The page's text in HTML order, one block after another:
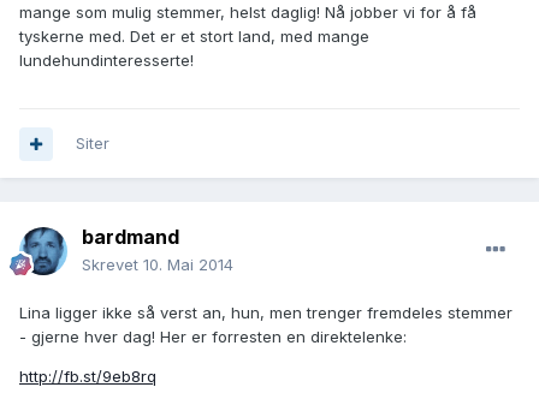
mange som mulig stemmer, helst daglig! Nå jobber vi for å få
tyskerne med. Det er et stort land, med mange
lundehundinteresserte!
Siter
bardmand
Skrevet 10. Mai 2014
Lina ligger ikke så verst an, hun, men trenger fremdeles stemmer
- gjerne hver dag! Her er forresten en direktelenke:
http://fb.st/9eb8rq